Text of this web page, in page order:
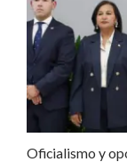
Oficialismo y